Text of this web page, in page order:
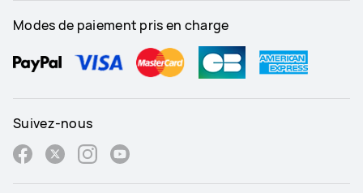
Modes de paiement pris en charge
Suivez-nous